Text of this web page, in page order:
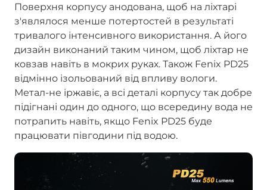
Поверхня корпусу анодована, щоб на ліхтарі
з'являлося менше потертостей в результаті
тривалого інтенсивного використання. А його
дизайн виконаний таким чином, щоб ліхтар не
ковзав навіть в мокрих руках. Також Fenix PD25
відмінно ізольований від впливу вологи.
Метал-не іржавіє, а всі деталі корпусу так добре
підігнані один до одного, що всередину вода не
потрапить навіть, якщо Fenix PD25 буде
працювати півгодини під водою.